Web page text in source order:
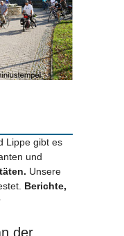
Lippe gibt es
und
Unsere
Berichte,
der